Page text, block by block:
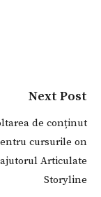
Next Post
de conținut
cursurile on
Articulate
Storyline